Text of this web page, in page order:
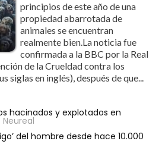
principios de este año de una
propiedad abarrotada de
animales se encuentran
realmente bien.La noticia fue
confirmada a la BBC por la Real
de la Crueldad contra los
siglas en inglés), después de que...
hacinados y explotados en
| Neureal
del hombre desde hace 10.000